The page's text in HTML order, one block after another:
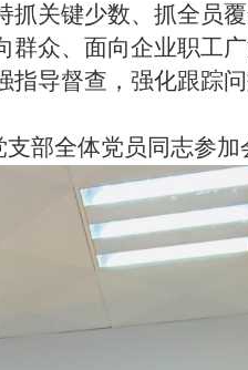
关键少数、抓全员
众、面向企业职工
导督查，强化跟踪
部全体党员同志参加